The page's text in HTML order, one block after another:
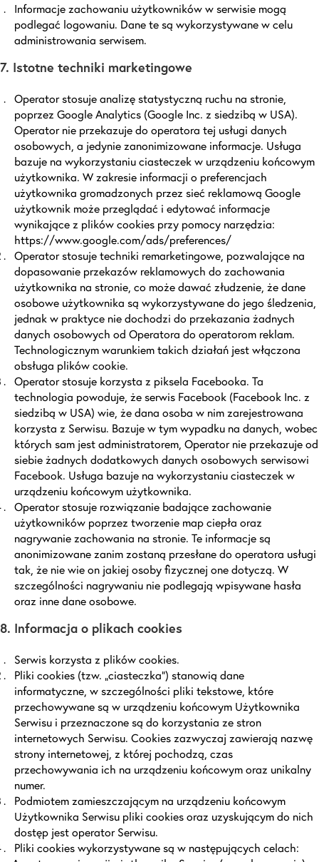
Informacje zachowaniu użytkowników w serwisie mogą
podlegać logowaniu. Dane te są wykorzystywane w celu
administrowania serwisem.
7. Istotne techniki marketingowe
Operator stosuje analizę statystyczną ruchu na stronie,
poprzez Google Analytics (Google Inc. z siedzibą w USA).
Operator nie przekazuje do operatora tej usługi danych
osobowych, a jedynie zanonimizowane informacje. Usługa
bazuje na wykorzystaniu ciasteczek w urządzeniu końcowym
użytkownika. W zakresie informacji o preferencjach
użytkownika gromadzonych przez sieć reklamową Google
użytkownik może przeglądać i edytować informacje
wynikające z plików cookies przy pomocy narzędzia:
https://www.google.com/ads/preferences/
Operator stosuje techniki remarketingowe, pozwalające na
dopasowanie przekazów reklamowych do zachowania
użytkownika na stronie, co może dawać złudzenie, że dane
osobowe użytkownika są wykorzystywane do jego śledzenia,
jednak w praktyce nie dochodzi do przekazania żadnych
danych osobowych od Operatora do operatorom reklam.
Technologicznym warunkiem takich działań jest włączona
obsługa plików cookie.
Operator stosuje korzysta z piksela Facebooka. Ta
technologia powoduje, że serwis Facebook (Facebook Inc. z
siedzibą w USA) wie, że dana osoba w nim zarejestrowana
korzysta z Serwisu. Bazuje w tym wypadku na danych, wobec
których sam jest administratorem, Operator nie przekazuje od
siebie żadnych dodatkowych danych osobowych serwisowi
Facebook. Usługa bazuje na wykorzystaniu ciasteczek w
urządzeniu końcowym użytkownika.
Operator stosuje rozwiązanie badające zachowanie
użytkowników poprzez tworzenie map ciepła oraz
nagrywanie zachowania na stronie. Te informacje są
anonimizowane zanim zostaną przesłane do operatora usługi
tak, że nie wie on jakiej osoby fizycznej one dotyczą. W
szczególności nagrywaniu nie podlegają wpisywane hasła
oraz inne dane osobowe.
8. Informacja o plikach cookies
Serwis korzysta z plików cookies.
Pliki cookies (tzw. „ciasteczka”) stanowią dane
informatyczne, w szczególności pliki tekstowe, które
przechowywane są w urządzeniu końcowym Użytkownika
Serwisu i przeznaczone są do korzystania ze stron
internetowych Serwisu. Cookies zazwyczaj zawierają nazwę
strony internetowej, z której pochodzą, czas
przechowywania ich na urządzeniu końcowym oraz unikalny
numer.
Podmiotem zamieszczającym na urządzeniu końcowym
Użytkownika Serwisu pliki cookies oraz uzyskującym do nich
dostęp jest operator Serwisu.
Pliki cookies wykorzystywane są w następujących celach: